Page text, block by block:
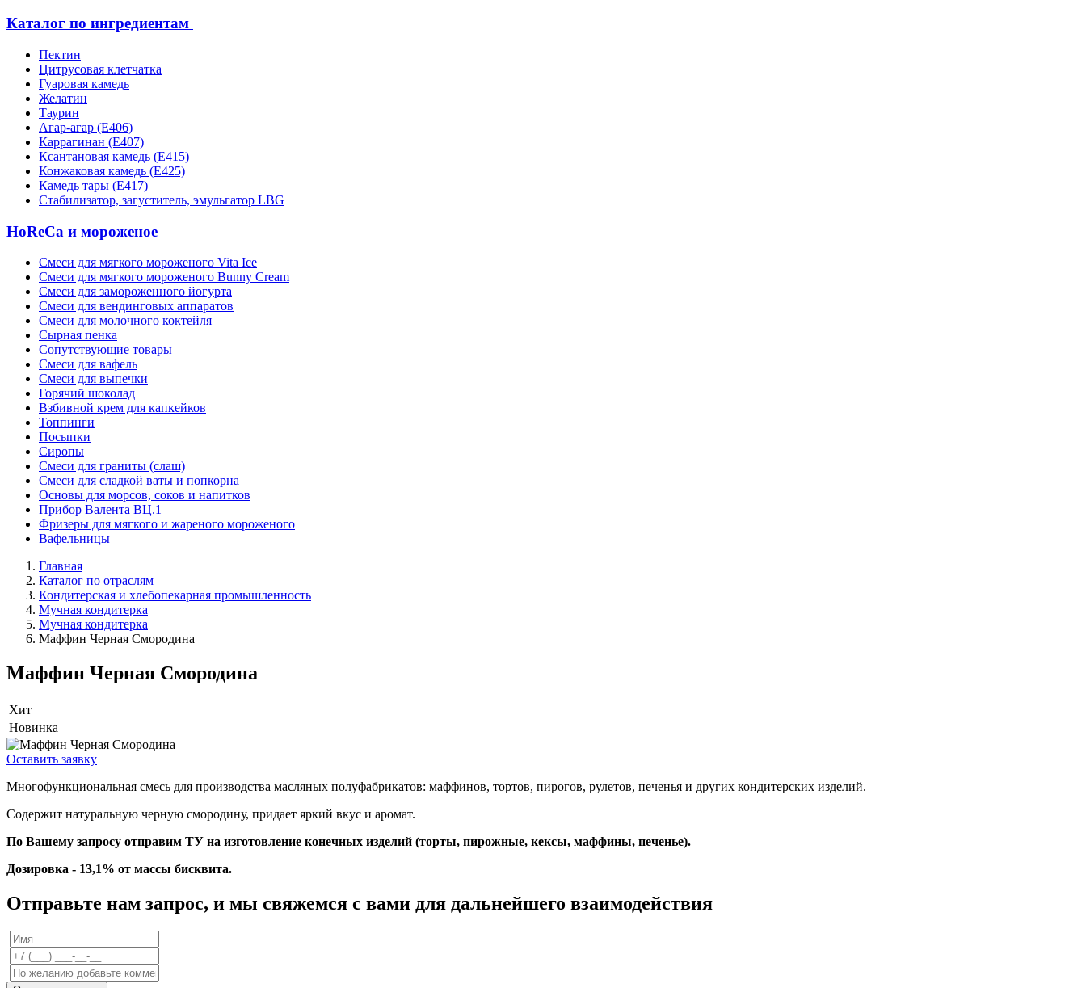
Каталог по ингредиентам
Пектин
Цитрусовая клетчатка
Гуаровая камедь
Желатин
Таурин
Агар-агар (Е406)
Каррагинан (Е407)
Ксантановая камедь (Е415)
Конжаковая камедь (Е425)
Камедь тары (Е417)
Стабилизатор, загуститель, эмульгатор LBG
HoReCa и мороженое
Смеси для мягкого мороженого Vita Ice
Смеси для мягкого мороженого Bunny Cream
Смеси для замороженного йогурта
Смеси для вендинговых аппаратов
Смеси для молочного коктейля
Сырная пенка
Сопутствующие товары
Смеси для вафель
Смеси для выпечки
Горячий шоколад
Взбивной крем для капкейков
Топпинги
Посыпки
Сиропы
Смеси для граниты (слаш)
Смеси для сладкой ваты и попкорна
Основы для морсов, соков и напитков
Прибор Валента ВЦ.1
Фризеры для мягкого и жареного мороженого
Вафельницы
Главная
Каталог по отраслям
Кондитерская и хлебопекарная промышленность
Мучная кондитерка
Мучная кондитерка
Маффин Черная Смородина
Маффин Черная Смородина
Хит
Новинка
Оставить заявку
Многофункциональная смесь для производства масляных полуфабрикатов: маффинов, тортов, пирогов, рулетов, печенья и других кондитерских изделий.
Содержит натуральную черную смородину, придает яркий вкус и аромат.
По Вашему запросу отправим ТУ на изготовление конечных изделий (торты, пирожные, кексы, маффины, печенье).
Дозировка - 13,1% от массы бисквита.
Отправьте нам запрос, и мы свяжемся с вами для дальнейшего взаимодействия